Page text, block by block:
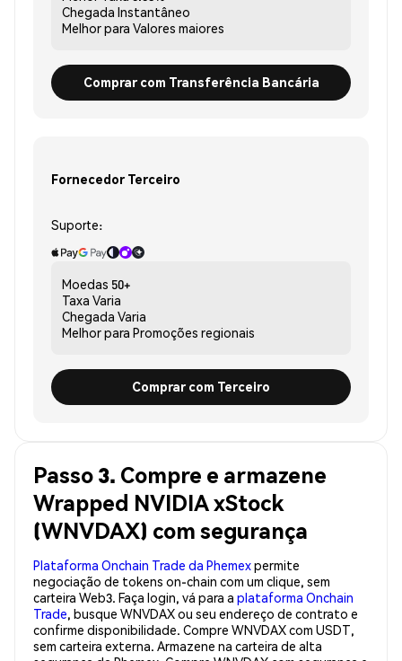
Chegada Instantâneo
Melhor para Valores maiores
Comprar com Transferência Bancária
Fornecedor Terceiro
Suporte:
Moedas 50+
Taxa Varia
Chegada Varia
Melhor para Promoções regionais
Comprar com Terceiro
Passo 3. Compre e armazene
Wrapped NVIDIA xStock
(WNVDAX) com segurança
Plataforma Onchain Trade da Phemexpermite
negociação de tokens on-chain com um clique, sem
carteira Web3. Faça login, vá para a plataforma Onchain
Trade, busque WNVDAX ou seu endereço de contrato e
confirme disponibilidade. Compre WNVDAX com USDT,
sem carteira externa. Armazene na carteira de alta